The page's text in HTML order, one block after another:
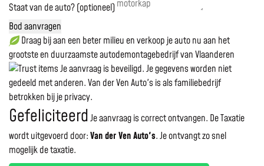
Staat van de auto? (optioneel)
Bod aanvragen
Draag bij aan een beter milieu en verkoop je auto nu aan het
grootste en duurzaamste autodemontagebedrijf van Vlaanderen
Je aanvraag is beveiligd. Je gegevens worden niet
gedeeld met anderen. Van der Ven Auto's is als familiebedrijf
betrokken bij je privacy.
GefeliciteerdJe aanvraag is correct ontvangen. De Taxatie
wordt uitgevoerd door:Van der Ven Auto's.Je ontvangt zo snel
mogelijk de taxatie.